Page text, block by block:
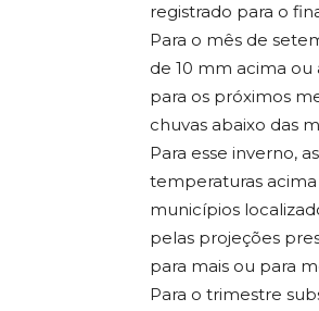
registrado para o
Para o mês de
de 10 mm acima ou
para os próximos
chuvas abaixo das
Para esse inverno,
temperaturas
municípios
pelas projeções
para mais ou para
Para o trimestre